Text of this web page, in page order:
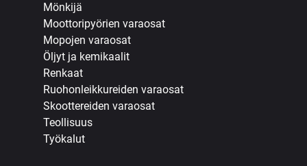
Mönkijä
Moottoripyörien varaosat
Mopojen varaosat
Öljyt ja kemikaalit
Renkaat
Ruohonleikkureiden varaosat
Skoottereiden varaosat
Teollisuus
Työkalut